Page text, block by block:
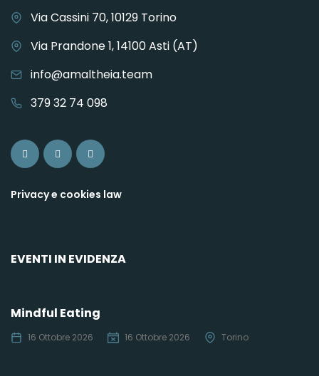
Via Cassini 70, 10129 Torino
Via Prandone 1, 14100 Asti (AT)
info@amaltheia.team
379 32 74 098
Privacy e cookies law
EVENTI IN EVIDENZA
Mindful Eating
16 Ottobre 2026 16 Ottobre 2026 Torino